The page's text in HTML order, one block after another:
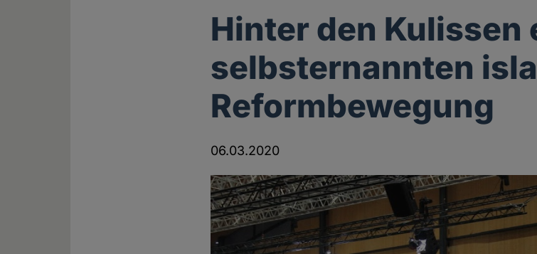
Hinter den Kulissen
selbsternannten
Reformbewegung
06.03.2020